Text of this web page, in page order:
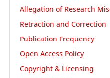
Allegation of Research
Retraction and Correction
Publication Frequency
Open Access Policy
Copyright & Licensing